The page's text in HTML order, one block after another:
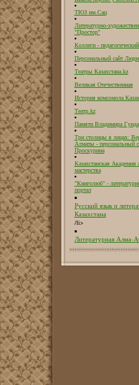
ТЮЗ им.Сац
Литературно-
"Простор"
Коллеги -
Персональный сайт
Театры Казахстана.kz
Великая Отечественная
История комсомола
Театр.kz
Памяти Владимира
Три столицы в лицах:
Алматы - персональный
Проскурина
Казахстанская Академия
мастерства
"Книголюб" -
портал
Русский язык и
Казахстана
/li>
Литературная Алма-